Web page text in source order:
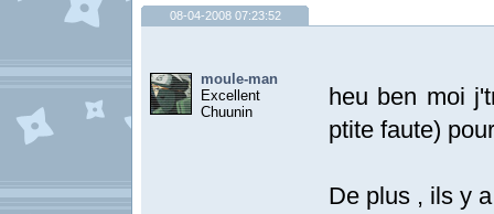
08-04-2008 07:23:52
moule-man
Excellent
Chuunin
heu ben moi
ptite faute)
De plus , ils y